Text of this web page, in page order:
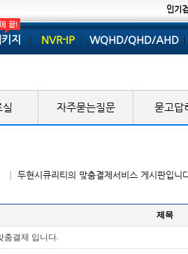
인기
지 NVR-IP WQHD/QHD/AHD
자주묻는질문 묻고답
│ 두현시큐리티의 맞춤결제서비스 게시판입니
제목
춤결제 입니다.